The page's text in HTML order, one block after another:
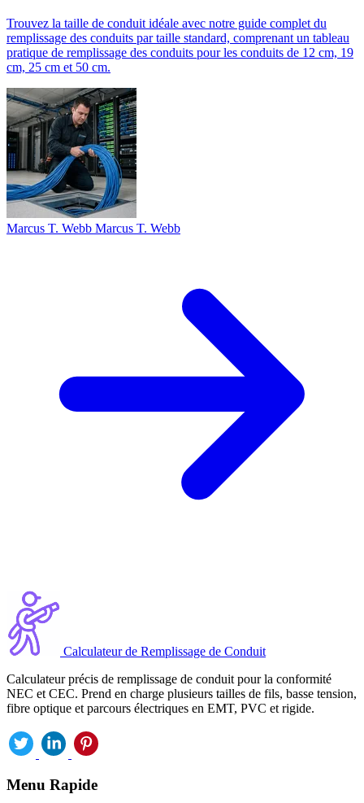
Trouvez la taille de conduit idéale avec notre guide complet du
remplissage des conduits par taille standard, comprenant un tableau
pratique de remplissage des conduits pour les conduits de 12 cm, 19
cm, 25 cm et 50 cm.
Marcus T. Webb Marcus T. Webb
Calculateur de Remplissage de Conduit
Calculateur précis de remplissage de conduit pour la conformité
NEC et CEC. Prend en charge plusieurs tailles de fils, basse tension,
fibre optique et parcours électriques en EMT, PVC et rigide.
Menu Rapide